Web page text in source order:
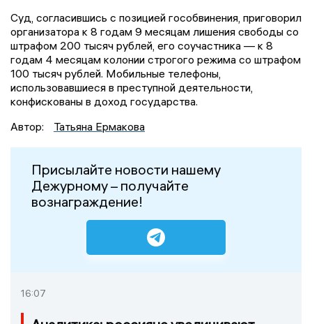
Суд, согласившись с позицией гособвинения, приговорил
организатора к 8 годам 9 месяцам лишения свободы со
штрафом 200 тысяч рублей, его соучастника — к 8
годам 4 месяцам колонии строгого режима со штрафом
100 тысяч рублей. Мобильные телефоны,
использовавшиеся в преступной деятельности,
конфискованы в доход государства.
Автор:
Татьяна Ермакова
Присылайте новости нашему
Дежурному – получайте
вознаграждение!
16:07